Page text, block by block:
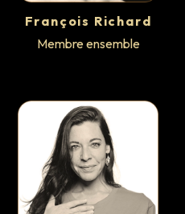
François Richard
Membre ensemble
Membre
ensemble